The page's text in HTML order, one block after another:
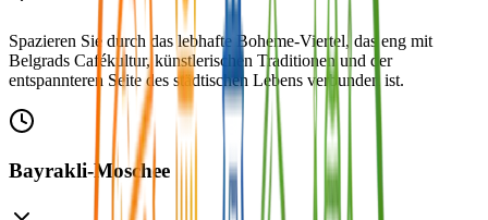
Spazieren Sie durch das lebhafte Boheme-Viertel, das eng mit
Belgrads Cafékultur, künstlerischen Traditionen und der
entspannteren Seite des städtischen Lebens verbunden ist.
Bayrakli-Moschee